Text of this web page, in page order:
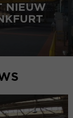
NIEUW